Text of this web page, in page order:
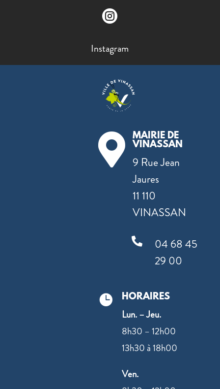

Instagram

MAIRIE DE
VINASSAN
9 Rue Jean
Jaures
11 110
VINASSAN

04 68 45
29 00
 HORAIRES
Lun. – Jeu.
8h30 – 12h00
13h30 à 18h00
Ven.